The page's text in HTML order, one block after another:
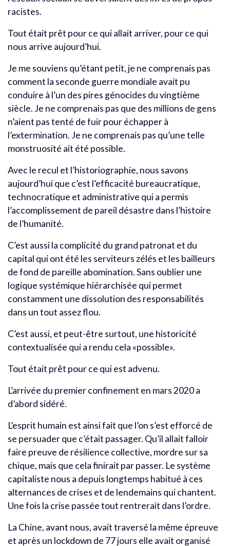
racistes.
Tout était prêt pour ce qui allait arriver, pour ce qui
nous arrive aujourd’hui.
Je me souviens qu’étant petit, je ne comprenais pas
comment la seconde guerre mondiale avait pu
conduire à l’un des pires génocides du vingtième
siècle. Je ne comprenais pas que des millions de gens
n’aient pas tenté de fuir pour échapper à
l’extermination. Je ne comprenais pas qu’une telle
monstruosité ait été possible.
Avec le recul et l’historiographie, nous savons
aujourd’hui que c’est l’efficacité bureaucratique,
technocratique et administrative qui a permis
l’accomplissement de pareil désastre dans l’histoire
de l’humanité.
C’est aussi la complicité du grand patronat et du
capital qui ont été les serviteurs zélés et les bailleurs
de fond de pareille abomination. Sans oublier une
logique systémique hiérarchisée qui permet
constamment une dissolution des responsabilités
dans un tout assez flou.
C’est aussi, et peut-être surtout, une historicité
contextualisée qui a rendu cela «possible».
Tout était prêt pour ce qui est advenu.
L’arrivée du premier confinement en mars 2020 a
d’abord sidéré.
L’esprit humain est ainsi fait que l’on s’est efforcé de
se persuader que c’était passager. Qu’il allait falloir
faire preuve de résilience collective, mordre sur sa
chique, mais que cela finirait par passer. Le système
capitaliste nous a depuis longtemps habitué à ces
alternances de crises et de lendemains qui chantent.
Une fois la crise passée tout rentrerait dans l’ordre.
La Chine, avant nous, avait traversé la même épreuve
et après un lockdown de 77 jours elle avait organisé